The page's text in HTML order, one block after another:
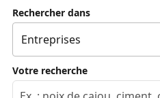
Rechercher dans
Votre recherche